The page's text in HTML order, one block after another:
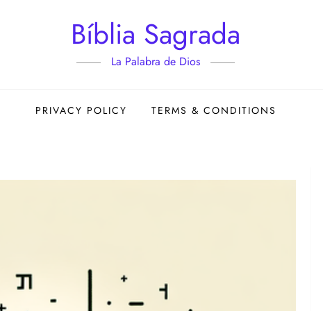
Bíblia Sagrada
La Palabra de Dios
PRIVACY POLICY TERMS & CONDITIONS